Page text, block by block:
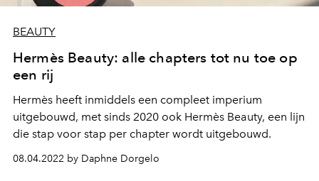
BEAUTY
Hermès Beauty: alle chapters tot nu toe op
een rij
Hermès heeft inmiddels een compleet imperium
uitgebouwd, met sinds 2020 ook Hermès Beauty, een lijn
die stap voor stap per chapter wordt uitgebouwd.
08.04.2022 by Daphne Dorgelo